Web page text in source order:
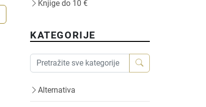
Knjige do 10 €
KATEGORIJE
Alternativa